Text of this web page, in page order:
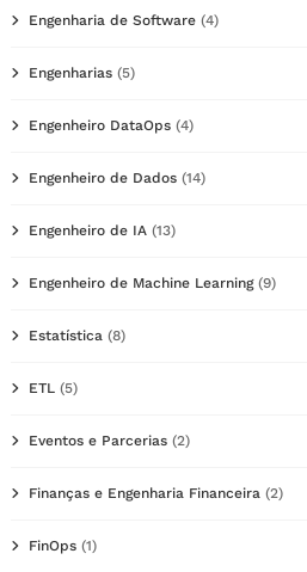
Engenharia de Software (4)
Engenharias (5)
Engenheiro DataOps (4)
Engenheiro de Dados (14)
Engenheiro de IA (13)
Engenheiro de Machine Learning(9)
Estatística (8)
ETL (5)
Eventos e Parcerias (2)
Finanças e Engenharia Financeira (2)
FinOps (1)